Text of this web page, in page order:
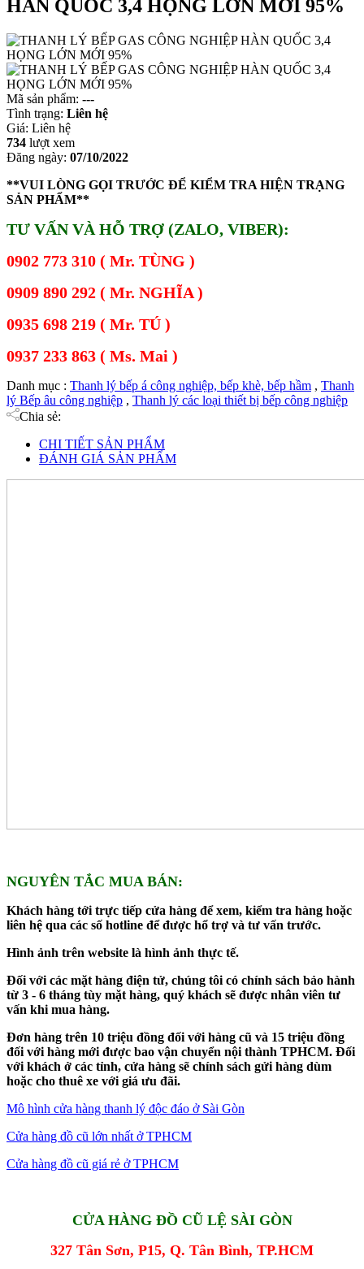
HÀN QUỐC 3,4 HỌNG LỚN MỚI 95%
Mã sản phẩm: ---
Tình trạng: Liên hệ
Giá: Liên hệ
734 lượt xem
Đăng ngày: 07/10/2022
**VUI LÒNG GỌI TRƯỚC ĐỂ KIỂM TRA HIỆN TRẠNG
SẢN PHẨM**
TƯ VẤN VÀ HỖ TRỢ (ZALO, VIBER):
0902 773 310 ( Mr. TÙNG )
0909 890 292 ( Mr. NGHĨA )
0935 698 219 ( Mr. TÚ )
0937 233 863 ( Ms. Mai )
Danh mục : Thanh lý bếp á công nghiệp, bếp khè, bếp hầm , Thanh
lý Bếp âu công nghiệp , Thanh lý các loại thiết bị bếp công nghiệp
Chia sẻ:
CHI TIẾT SẢN PHẨM
ĐÁNH GIÁ SẢN PHẨM
NGUYÊN TẮC MUA BÁN:
Khách hàng tới trực tiếp cửa hàng để xem, kiểm tra hàng hoặc
liên hệ qua các số hotline để được hổ trợ và tư vấn trước.
Hình ảnh trên website là hình ảnh thực tế.
Đối với các mặt hàng điện tử, chúng tôi có chính sách bảo hành
từ 3 - 6 tháng tùy mặt hàng, quý khách sẽ được nhân viên tư
vấn khi mua hàng.
Đơn hàng trên 10 triệu đồng đối với hàng cũ và 15 triệu đồng
đối với hàng mới được bao vận chuyển nội thành TPHCM. Đối
với khách ở các tỉnh, cửa hàng sẽ chính sách gửi hàng dùm
hoặc cho thuê xe với giá ưu đãi.
Mô hình cửa hàng thanh lý độc đáo ở Sài Gòn
Cửa hàng đồ cũ lớn nhất ở TPHCM
Cửa hàng đồ cũ giá rẻ ở TPHCM
CỬA HÀNG ĐỒ CŨ LỆ SÀI GÒN
327 Tân Sơn, P15, Q. Tân Bình, TP.HCM